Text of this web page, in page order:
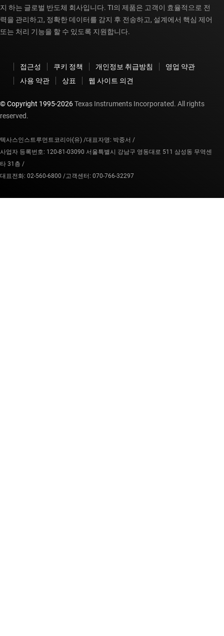
지 하는 글로벌 반도체 회사입니다. TI의 제품은 고객이 효율적으로 전
력을 관리하고, 정확한 데이터를 감지 후 전송하고, 설계에서 핵심 제어
또는 처리 기능을 할 수 있도록 지원합니다.
접근성 쿠키 정책 개인정보 취급방침
영업 약관
사용 약관
상표 웹 사이트 의견
© Copyright 1995-2026Texas Instruments Incorporated. All rights
reserved.
텍사스인스트루먼트코리아(유) /대표자명: 박중서 /
사업자 등록번호: 120-81-03090 서울특별시 강남구 영동대로 511 삼성동 무역센
타 31층 /
대표전화: 02-560-6800 /고객센터: 070-766-32297